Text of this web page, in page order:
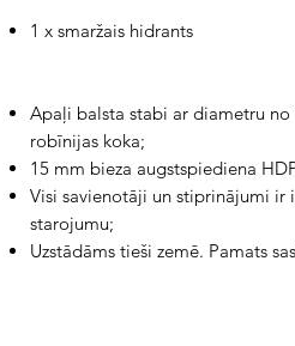
1 x smaržais hidrants
Apaļi balsta stabi ar diametru
robīnijas koka;
15 mm bieza augstspiediena
Visi savienotāji un stiprinājumi
starojumu;
Uzstādāms tieši zemē. Pamats